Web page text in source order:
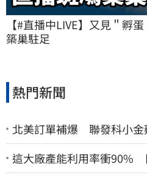
【#直播中LIVE】又見＂孵
築巢駐足
熱門新聞
北美訂單補爆 聯發科小金
這大廠產能利用率衝90%